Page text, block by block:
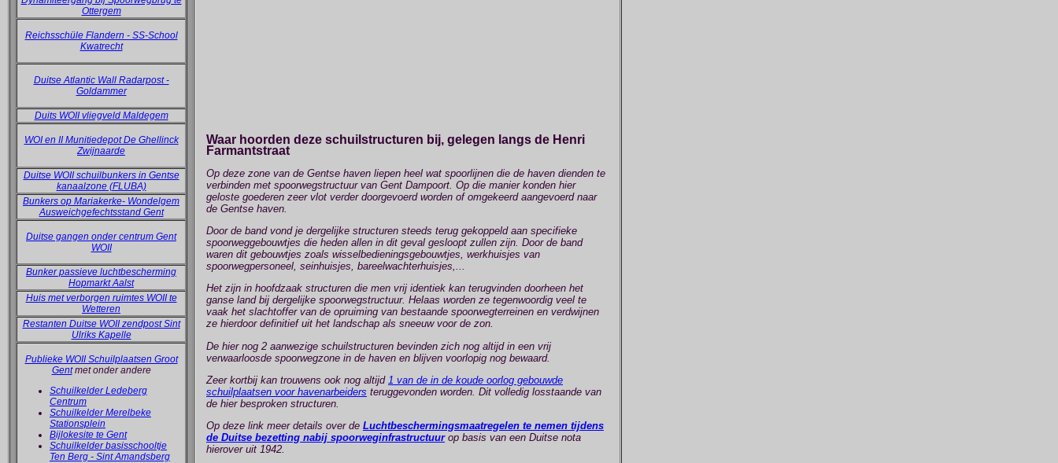
Ottergem
Reichsschüle Flandern - SS-School
Kwatrecht
Duitse Atlantic Wall Radarpost -
Goldammer
Duits WOII vliegveld Maldegem
WOI en II Munitiedepot De Ghellinck
Zwijnaarde
Duitse WOII schuilbunkers in Gentse
kanaalzone (FLUBA)
Bunkers op Mariakerke- Wondelgem
Ausweichgefechtsstand Gent
Duitse gangen onder centrum Gent
WOII
Bunker passieve luchtbescherming
Hopmarkt Aalst
Huis met verborgen ruimtes WOII te
Wetteren
Restanten Duitse WOII zendpost Sint
Ulriks Kapelle
Publieke WOII Schuilplaatsen Groot
Gentmet onder andere
Schuilkelder Ledeberg
Centrum
Schuilkelder Merelbeke
Stationsplein
Bijlokesite te Gent
Schuilkelder basisschooltje
Ten Berg - Sint Amandsberg
Waar hoorden deze schuilstructuren bij, gelegen langs de Henri
Farmantstraat
Op deze zone van de Gentse haven liepen heel wat spoorlijnen die de haven dienden te
verbinden met spoorwegstructuur van Gent Dampoort. Op die manier konden hier
geloste goederen zeer vlot verder doorgevoerd worden of omgekeerd aangevoerd naar
de Gentse haven.
Door de band vond je dergelijke structuren steeds terug gekoppeld aan specifieke
spoorweggebouwtjes die heden allen in dit geval gesloopt zullen zijn. Door de band
waren dit gebouwtjes zoals wisselbedieningsgebouwtjes, werkhuisjes van
spoorwegpersoneel, seinhuisjes, bareelwachterhuisjes,...
Het zijn in hoofdzaak structuren die men vrij identiek kan terugvinden doorheen het
ganse land bij dergelijke spoorwegstructuur. Helaas worden ze tegenwoordig veel te
vaak het slachtoffer van de opruiming van bestaande spoorwegterreinen en verdwijnen
ze hierdoor definitief uit het landschap als sneeuw voor de zon.
De hier nog 2 aanwezige schuilstructuren bevinden zich nog altijd in een vrij
verwaarloosde spoorwegzone in de haven en blijven voorlopig nog bewaard.
Zeer kortbij kan trouwens ook nog altijd 1 van de in de koude oorlog gebouwde
schuilplaatsen voor havenarbeiders teruggevonden worden. Dit volledig losstaande van
de hier besproken structuren.
Op deze link meer details over de Luchtbeschermingsmaatregelen te nemen tijdens
de Duitse bezetting nabij spoorweginfrastructuurop basis van een Duitse nota
hierover uit 1942.